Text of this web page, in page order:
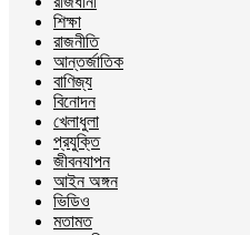
শিক্ষা
রাজনীতি
আন্তর্জাতিক
বাণিজ্য
বিনোদন
খেলাধুলা
প্রযুক্তি
জীবনযাপন
আইন অঙ্গন
ভিডিও
মতামত